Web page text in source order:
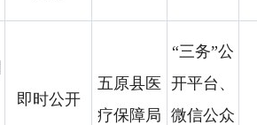
即时公开
五原县医
疗保障局
“三务”公
开平台、
微信公众